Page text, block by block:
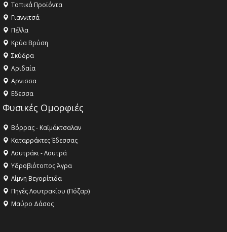
Τοπικά Προϊόντα
Γιαννιτσά
Πέλλα
Κρύα Βρύση
Σκύδρα
Αριδαία
Aρνισσα
Eδεσσα
Φυσικές Ομορφιές
Βόρρας - Καϊμάκτσαλαν
Καταρράκτες Έδεσσας
Λουτράκι - Λουτρά
Υδροβιότοπος Άγρα
Λίμνη Βεγορίτιδα
Πηγές Λουτρακίου (Πόζαρ)
Μαύρο Δάσος